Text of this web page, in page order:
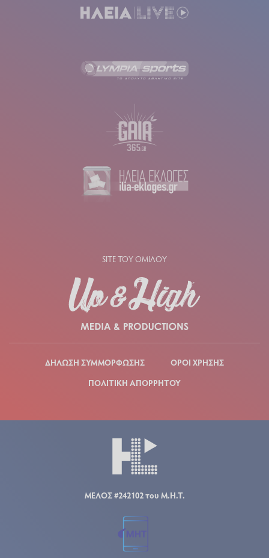
SITE ΤΟΥ ΟΜΙΛΟΥ
ΔΗΛΩΣΗ ΣΥΜΜΟΡΦΩΣΗΣ
ΟΡΟΙ ΧΡΗΣΗΣ
ΠΟΛΙΤΙΚΗ ΑΠΟΡΡΗΤΟΥ
ΜΕΛΟΣ #242102 του Μ.Η.Τ.